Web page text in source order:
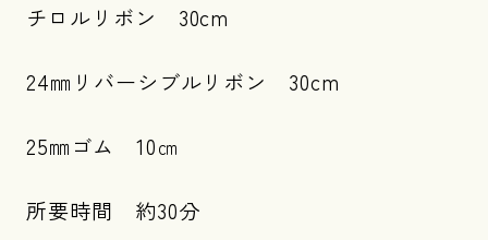
チロルリボン 30cm
24㎜リバーシブルリボン 30cm
25㎜ゴム 10㎝
所要時間 約30分